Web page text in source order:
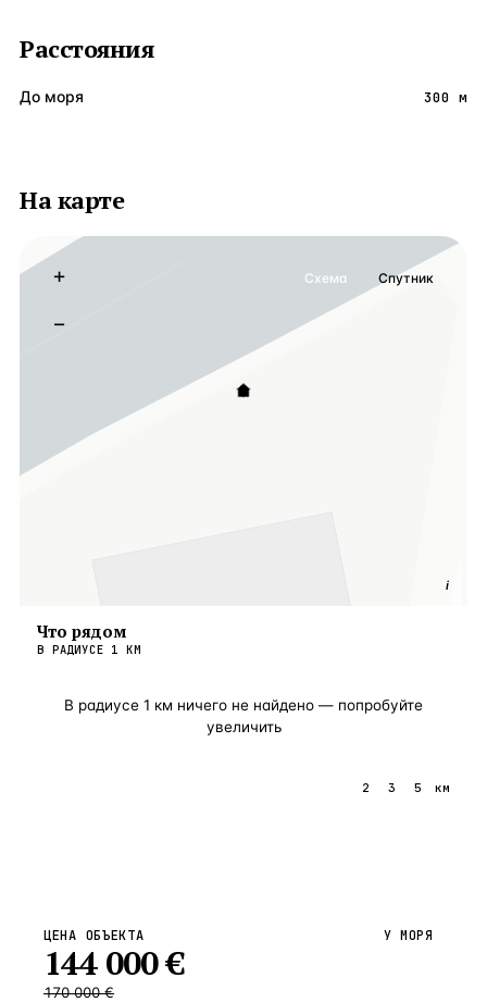
Расстояния
До моря 300 м
На карте
i
+
−
Схема Спутник
Что рядом
В РАДИУСЕ 1 КМ
В радиусе 1 км ничего не найдено — попробуйте
увеличить
2 3 5 км
ЦЕНА ОБЪЕКТА
144 000€
170 000 €
У МОРЯ